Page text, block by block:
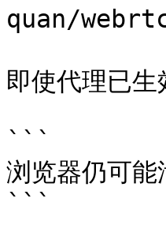
quan/
即使代理已生
```
浏览器仍可
```